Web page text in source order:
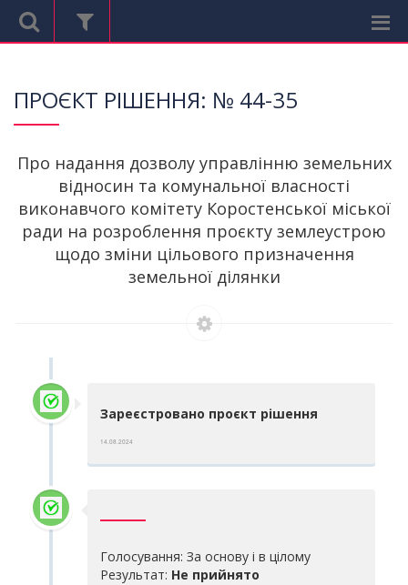
ПРОЄКТ РІШЕННЯ: № 44-35
Про надання дозволу управлінню земельних
відносин та комунальної власності
виконавчого комітету Коростенської міської
ради на розроблення проєкту землеустрою
щодо зміни цільового призначення
земельної ділянки
Зареєстровано проєкт рішення
14.08.2024
Голосування: За основу і в цілому
Результат: Не прийнято